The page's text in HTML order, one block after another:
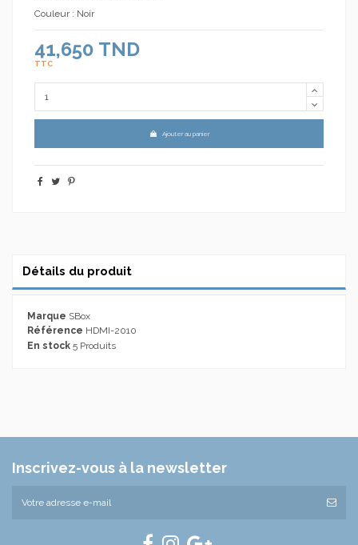
Couleur : Noir
41,650 TND
TTC
Ajouter au panier
Détails du produit
Marque SBox
Référence HDMI-2010
En stock 5 Produits
Inscrivez-vous à la newsletter